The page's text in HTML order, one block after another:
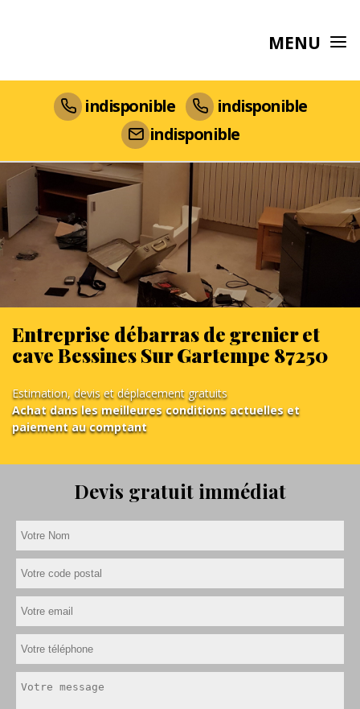
MENU
indisponible
indisponible
indisponible
Entreprise débarras de grenier et
cave Bessines Sur Gartempe 87250
Estimation, devis et déplacement gratuits
Achat dans les meilleures conditions actuelles et
paiement au comptant
Devis gratuit immédiat